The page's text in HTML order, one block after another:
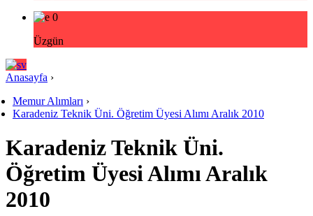
0
Üzgün
Anasayfa ›
Memur Alımları ›
Karadeniz Teknik Üni. Öğretim Üyesi Alımı Aralık 2010
Karadeniz Teknik Üni.
Öğretim Üyesi Alımı Aralık
2010